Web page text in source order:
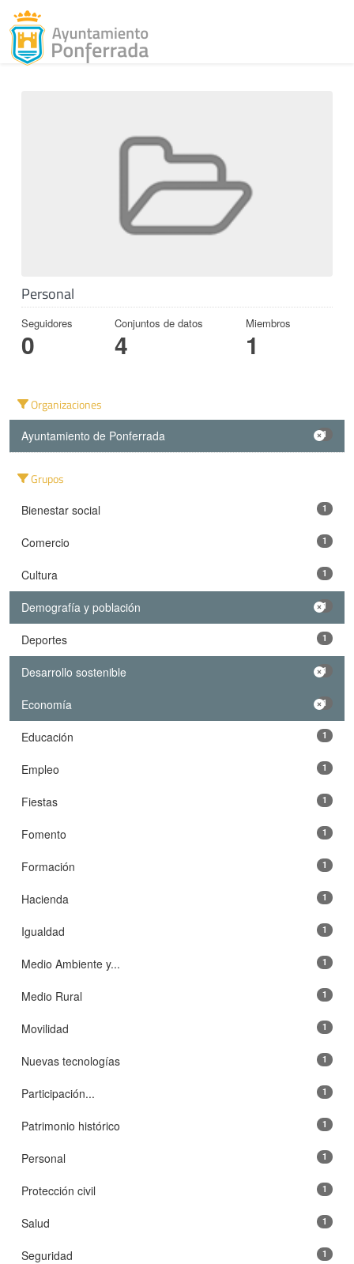
Personal
Seguidores
0
Conjuntos de datos
4
Miembros
1
Organizaciones
Ayuntamiento de Ponferrada 1
Grupos
Bienestar social 1
Comercio 1
Cultura 1
Demografía y población 1
Deportes 1
Desarrollo sostenible 1
Economía 1
Educación 1
Empleo 1
Fiestas 1
Fomento 1
Formación 1
Hacienda 1
Igualdad 1
Medio Ambiente y... 1
Medio Rural 1
Movilidad 1
Nuevas tecnologías 1
Participación... 1
Patrimonio histórico 1
Personal 1
Protección civil 1
Salud 1
Seguridad 1